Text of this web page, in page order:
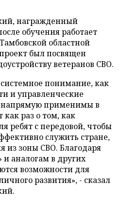
награжденный
обучения работает
областной
был посвящен
ветеранов СВО.
понимание, как
и управленческие
напрямую применимы в
раз о том, как
ребят с передовой, чтобы
служить стране,
из зоны СВО. Благодаря
аналогам в других
возможности для
развития», - сказал